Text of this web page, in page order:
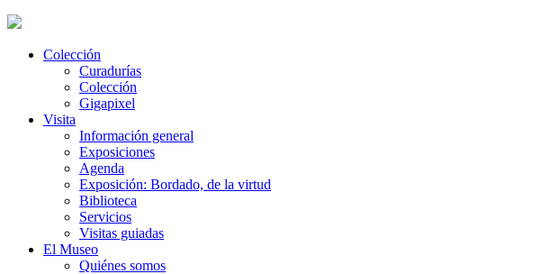
Colección
Curadurías
Colección
Gigapixel
Visita
Información general
Exposiciones
Agenda
Exposición: Bordado, de la virtud
Biblioteca
Servicios
Visitas guiadas
El Museo
Quiénes somos